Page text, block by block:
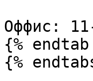
Оффис:
{% endtab